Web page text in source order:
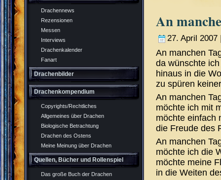
Drachennews
Rezensionen
Messen
Interviews
Drachenkalender
Fanart
Drachenbilder
Drachenkompendium
Copyrights/Rechtliches
Allgemeines über Drachen
Biologische Betrachtung
Drachen des Ostens
Meine Meinung über Drachen
Quellen, Bücher und Rollenspiel
Das große Buch der Drachen
An
27. April
An manchen
da wünschte
hinaus in die
zu spüren
An manchen
möchte ich mit
möchte einfach
die Freude des
An manchen
möchte ich die
möchte meine
in die Weiten